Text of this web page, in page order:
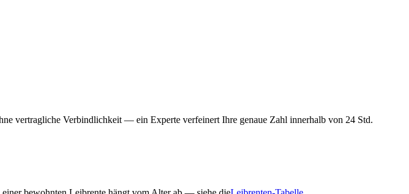
vertragliche Verbindlichkeit — ein Experte verfeinert Ihre genaue Zahl innerhalb von 24 Std.